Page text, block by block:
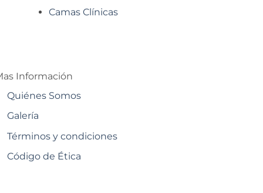
Camas Clínicas
Información
Quiénes Somos
Galería
Términos y condiciones
Código de Ética